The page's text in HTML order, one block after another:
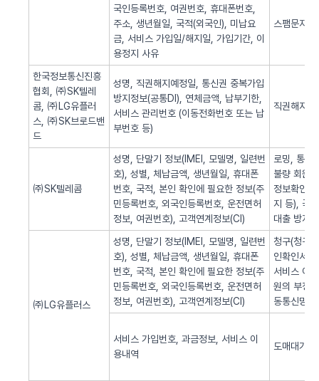
국인등록번호, 여권번호, 휴대폰번호,
주소, 생년월일, 국적(외국인), 미납요
금, 서비스 가입일/해지일, 가입기간, 이
용정지 사유
스팸문자
한국정보통신진흥
협회, ㈜SK텔레
콤, ㈜LG유플러
스, ㈜SK브로드밴
드
성명, 직권해지예정일, 통신권 중복가입
방지정보(공통DI), 연체금액, 납부기한,
서비스 관리번호 (이동전화번호 또는 납
부번호 등)
직권해지
㈜SK텔레콤
성명, 단말기 정보(IMEI, 모델명, 일련번
호), 성별, 체납금액, 생년월일, 휴대폰
번호, 국적, 본인 확인에 필요한 정보(주
민등록번호, 외국인등록번호, 운전면허
정보, 여권번호), 고객연계정보(CI)
로밍, 통화
불량 회원
정보확인,
지 등), 국
대출 방지,
㈜LG유플러스
성명, 단말기 정보(IMEI, 모델명, 일련번
호), 성별, 체납금액, 생년월일, 휴대폰
번호, 국적, 본인 확인에 필요한 정보(주
민등록번호, 외국인등록번호, 운전면허
정보, 여권번호), 고객연계정보(CI)
청구(청구
인확인서
서비스 이
원의 부정
동통신망
서비스 가입번호, 과금정보, 서비스 이
용내역
도매대가